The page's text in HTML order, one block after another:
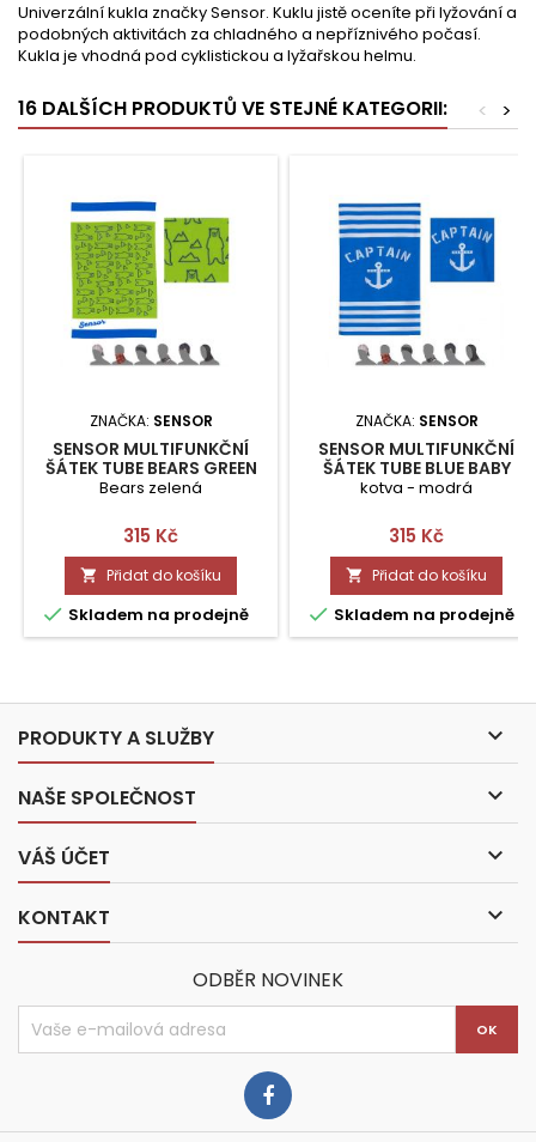
Univerzální kukla značky Sensor. Kuklu jistě oceníte při lyžování a
podobných aktivitách za chladného a nepříznivého počasí.
Kukla je vhodná pod cyklistickou a lyžařskou helmu.
16 DALŠÍCH PRODUKTŮ VE STEJNÉ KATEGORII: >
<
ZNAČKA: SENSOR
SENSOR MULTIFUNKČNÍ
ŠÁTEK TUBE BEARS GREEN
BABY
Bears zelená
Cena
315 Kč
 Přidat do košíku
 Skladem na prodejně
ZNAČKA: SENSOR
SENSOR MULTIFUNKČNÍ
ŠÁTEK TUBE BLUE BABY
kotva - modrá
Cena
315 Kč
 Přidat do košíku
 Skladem na prodejně
PRODUKTY A SLUŽBY 
NAŠE SPOLEČNOST 
VÁŠ ÚČET 
KONTAKT 
ODBĚR NOVINEK